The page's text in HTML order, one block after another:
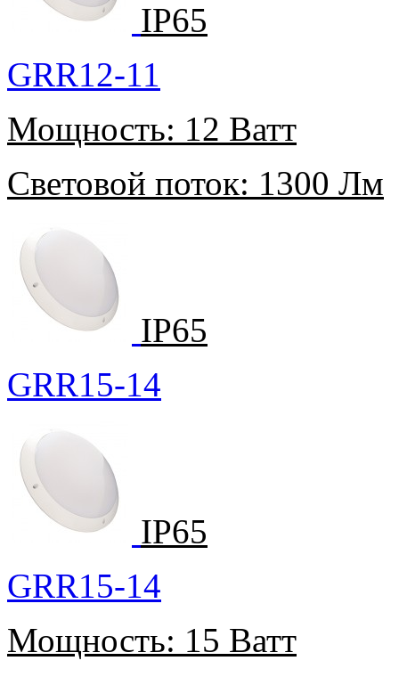
IP65
GRR12-11
Мощность: 12 Ватт
Световой поток: 1300 Лм
IP65
GRR15-14
IP65
GRR15-14
Мощность: 15 Ватт